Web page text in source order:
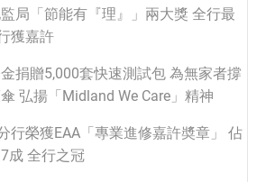
局「節能有『理』」兩大獎 全行最
獲嘉許
捐贈5,000套快速測試包 為無家者撐
弘揚「Midland We Care」精神
行榮獲EAA「專業進修嘉許奬章」 佔
成 全行之冠